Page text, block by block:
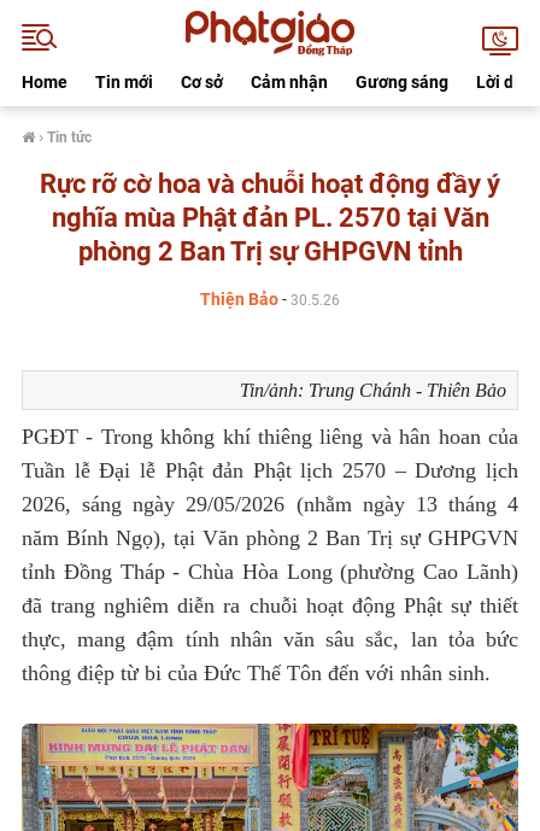
Home Tin mới Cơ sở Cảm nhận Gương sáng Lời dạy
› Tin tức
Rực rỡ cờ hoa và chuỗi hoạt động đầy ý
nghĩa mùa Phật đản PL. 2570 tại Văn
phòng 2 Ban Trị sự GHPGVN tỉnh
Thiện Bảo- 30.5.26
Tin/ảnh: Trung Chánh - Thiên Bảo
PGĐT - Trong không khí thiêng liêng và hân hoan của
Tuần lễ Đại lễ Phật đản Phật lịch 2570 – Dương lịch
2026, sáng ngày 29/05/2026 (nhằm ngày 13 tháng 4
năm Bính Ngọ), tại Văn phòng 2 Ban Trị sự GHPGVN
tỉnh Đồng Tháp - Chùa Hòa Long (phường Cao Lãnh)
đã trang nghiêm diễn ra chuỗi hoạt động Phật sự thiết
thực, mang đậm tính nhân văn sâu sắc, lan tỏa bức
thông điệp từ bi của Đức Thế Tôn đến với nhân sinh.